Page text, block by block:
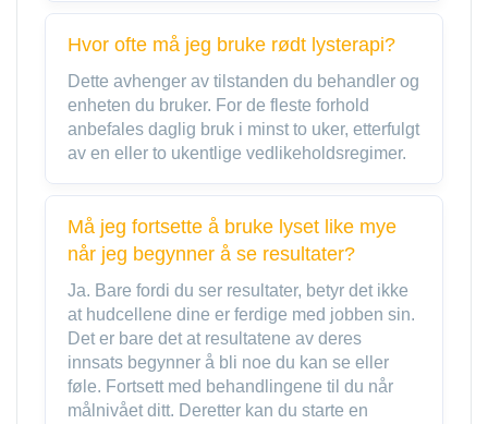
Hvor ofte må jeg bruke rødt lysterapi?
Dette avhenger av tilstanden du behandler og
enheten du bruker. For de fleste forhold
anbefales daglig bruk i minst to uker, etterfulgt
av en eller to ukentlige vedlikeholdsregimer.
Må jeg fortsette å bruke lyset like mye
når jeg begynner å se resultater?
Ja. Bare fordi du ser resultater, betyr det ikke
at hudcellene dine er ferdige med jobben sin.
Det er bare det at resultatene av deres
innsats begynner å bli noe du kan se eller
føle. Fortsett med behandlingene til du når
målnivået ditt. Deretter kan du starte en